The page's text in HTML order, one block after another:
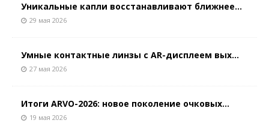
Уникальные капли восстанавливают ближнее...
29 мая 2026
Умные контактные линзы с AR-дисплеем вых...
27 мая 2026
Итоги ARVO-2026: новое поколение очковых...
19 мая 2026